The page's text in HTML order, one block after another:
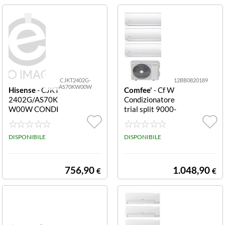
NHAS09FAAIN
AAIN WI-FI
CJKT2402G-
AS70KW00W
Hisense- CJKT
2402G/AS70K
W00W CONDI
ZIONAT. 24000
BTU A++/A++ i
QPLUS WIFI
DISPONIBILE
756,90 €
12BB0820189
Comfee' - Cf W
Condizionatore
trial split 9000-
12000 BTU Bia
nco Condizionat
ore trial Comfe
DISPONIBILE
1.048,90 €